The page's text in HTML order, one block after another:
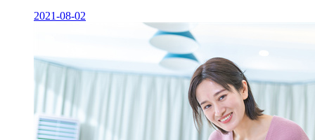
2021-08-02